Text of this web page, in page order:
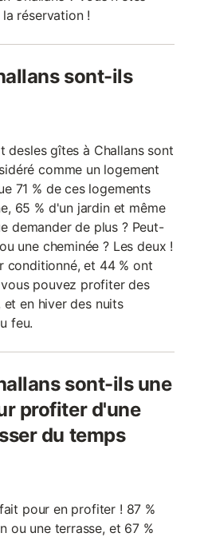
réservation !
sont-ils
desles gîtes à Challans sont
comme un logement
71 % de ces logements
65 % d'un jardin et même
demander de plus ? Peut-
une cheminée ? Les deux !
conditionné, et 44 % ont
pouvez profiter des
en hiver des nuits
feu.
sont-ils une
profiter d'une
du temps
pour en profiter ! 87 %
ou une terrasse, et 67 %